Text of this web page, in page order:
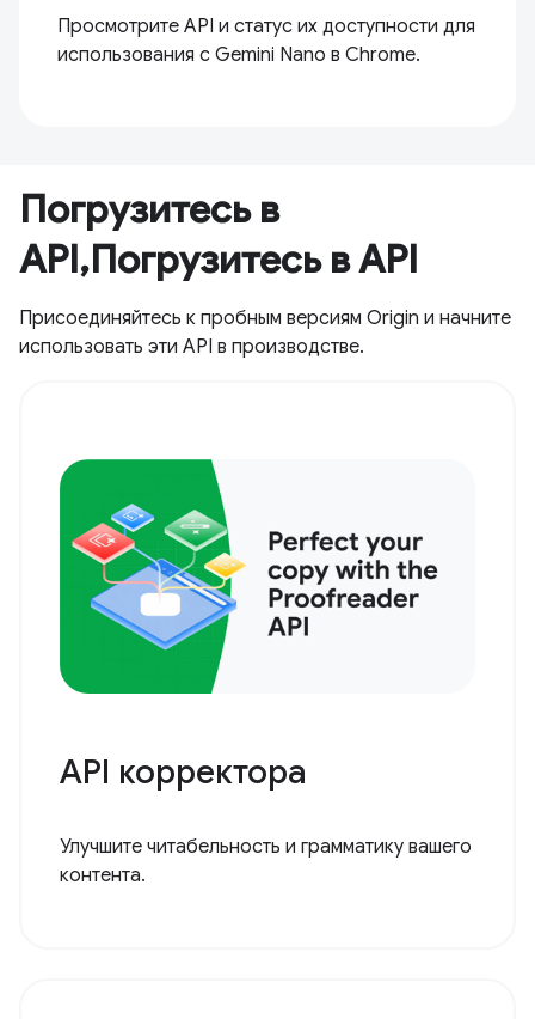
Просмотрите API и статус их доступности для
использования с Gemini Nano в Chrome.
Погрузитесь в
API,Погрузитесь в API
Присоединяйтесь к пробным версиям Origin и начните
использовать эти API в производстве.
API корректора
Улучшите читабельность и грамматику вашего
контента.